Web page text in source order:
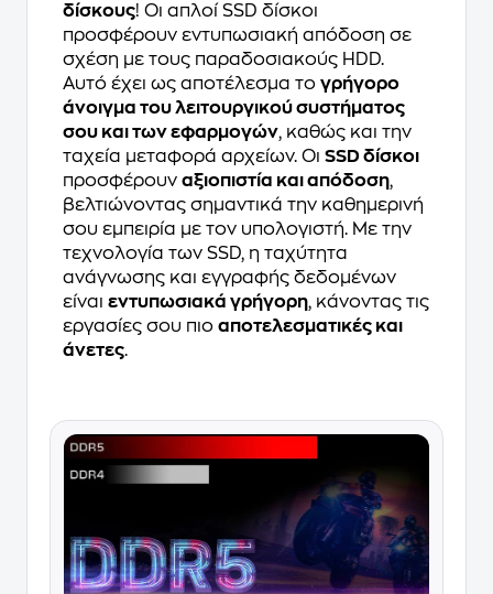
δίσκους! Οι απλοί SSD δίσκοι
προσφέρουν εντυπωσιακή απόδοση σε
σχέση με τους παραδοσιακούς HDD.
Αυτό έχει ως αποτέλεσμα το γρήγορο
άνοιγμα του λειτουργικού συστήματος
σου και των εφαρμογών, καθώς και την
ταχεία μεταφορά αρχείων. Οι SSD δίσκοι
προσφέρουν αξιοπιστία και απόδοση,
βελτιώνοντας σημαντικά την καθημερινή
σου εμπειρία με τον υπολογιστή. Με την
τεχνολογία των SSD, η ταχύτητα
ανάγνωσης και εγγραφής δεδομένων
είναι εντυπωσιακά γρήγορη, κάνοντας τις
εργασίες σου πιο αποτελεσματικές και
άνετες.